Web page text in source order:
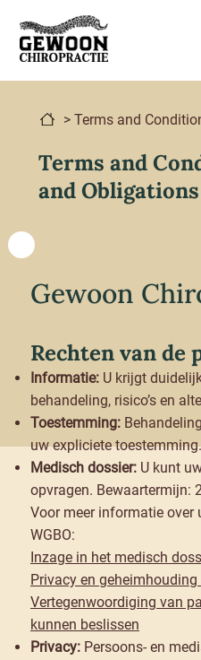
> Terms and
Terms and
and Obligations
Gewoon
Rechten van de
Informatie:U krijgt
behandeling, risico’s en
Toestemming:
uw expliciete toestemming.
Medisch dossier:U kunt
opvragen. Bewaartermijn:
Voor meer informatie over
WGBO:
Inzage in het medisch
Privacy en
Vertegenwoordiging van
kunnen beslissen
Privacy:Persoons- en